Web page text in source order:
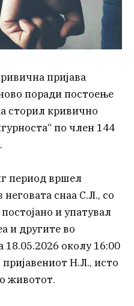
пријава
поради постоење
сторил кривично
по член 144
период вршел
снаа С.Л., со
и упатувал
и другите во
околу 16:00
Н.Л., исто
животот.